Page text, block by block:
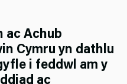
ac Achub
Cymru yn dathlu
i feddwl am y
ac